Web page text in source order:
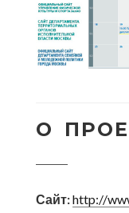
О
Сайт:http://